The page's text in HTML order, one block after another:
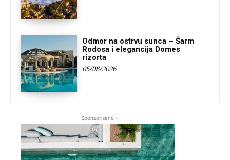
Odmor na ostrvu sunca – Šarm
Rodosa i elegancija Domes
rizorta
05/08/2026
- Sponzorisano -